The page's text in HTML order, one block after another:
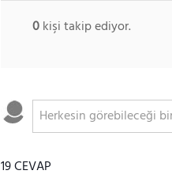
0kişi takip ediyor.
19 CEVAP